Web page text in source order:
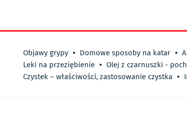
Objawy grypy • Domowe sposoby na katar •
Leki na przeziębienie • Olej z czarnuszki -
Czystek – właściwości, zastosowanie czystka •